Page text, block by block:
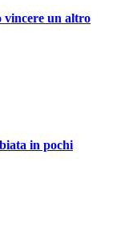
vincere un altro
in pochi